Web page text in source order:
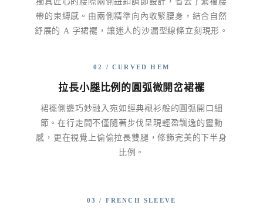
帶的束縛感。由兩側精準向內收緊腰身，結合自然
舒展的 A 字裙襬，讓迷人的沙漏型線條立刻現形。
02 / CURVED HEM
拉長小腿比例的圓弧微開岔裙襬
裙襬側邊巧妙融入宛如經典襯衫般的圓弧開口細
節。在行走間不僅隨著步伐呈現輕盈飄逸的靈動
感，更在視覺上偷偷拉長雙腿，修飾完美的下半身
比例。
03 / FRENCH SLEEVE